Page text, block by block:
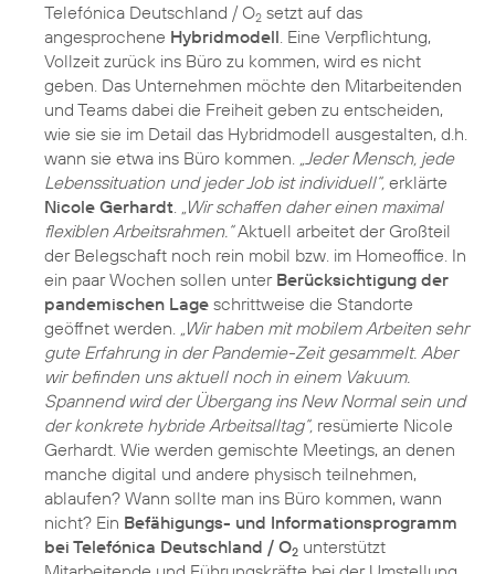
Telefónica Deutschland / O2 setzt auf das
angesprochene Hybridmodell. Eine Verpflichtung,
Vollzeit zurück ins Büro zu kommen, wird es nicht
geben. Das Unternehmen möchte den Mitarbeitenden
und Teams dabei die Freiheit geben zu entscheiden,
wie sie sie im Detail das Hybridmodell ausgestalten, d.h.
wann sie etwa ins Büro kommen. „Jeder Mensch, jede
Lebenssituation und jeder Job ist individuell“, erklärte
Nicole Gerhardt. „Wir schaffen daher einen maximal
flexiblen Arbeitsrahmen.“Aktuell arbeitet der Großteil
der Belegschaft noch rein mobil bzw. im Homeoffice. In
ein paar Wochen sollen unter Berücksichtigung der
pandemischen Lage schrittweise die Standorte
geöffnet werden. „Wir haben mit mobilem Arbeiten sehr
gute Erfahrung in der Pandemie-Zeit gesammelt. Aber
wir befinden uns aktuell noch in einem Vakuum.
Spannend wird der Übergang ins New Normal sein und
der konkrete hybride Arbeitsalltag“, resümierte Nicole
Gerhardt. Wie werden gemischte Meetings, an denen
manche digital und andere physisch teilnehmen,
ablaufen? Wann sollte man ins Büro kommen, wann
nicht? Ein Befähigungs- und Informationsprogramm
bei Telefónica Deutschland / O2 unterstützt